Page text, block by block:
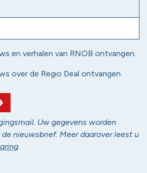
en verhalen van RNOB ontvangen.
over de Regio Deal ontvangen.
Uw gegevens worden
nieuwsbrief. Meer daarover leest u
.